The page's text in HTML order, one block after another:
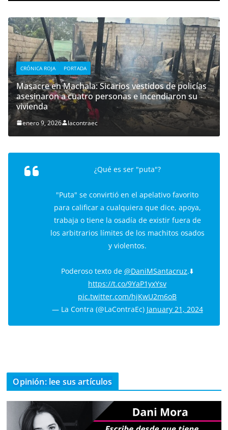
CRÓNICA ROJA PORTADA
Masacre en Machala: Sicarios vestidos de policías
asesinaron a cuatro personas e incendiaron su
vivienda
enero 9, 2026 lacontraec
¿Qué es ser "puta"?
"Puta" se convirtió en el apelativo favorito
para calificar a cualquiera que dice, apoya,
trabaja o tiene la osadía de existir fuera de
los arbitrarios límites de los machitos osados
y violentos.
Poderoso texto de @DaniMSantacruz.⬇️
https://t.co/9YaP1yxYsv
pic.twitter.com/hjKwU2m6oB
— La Contra (@LaContraEc) January 21, 2024
Opinión: lee sus artículos